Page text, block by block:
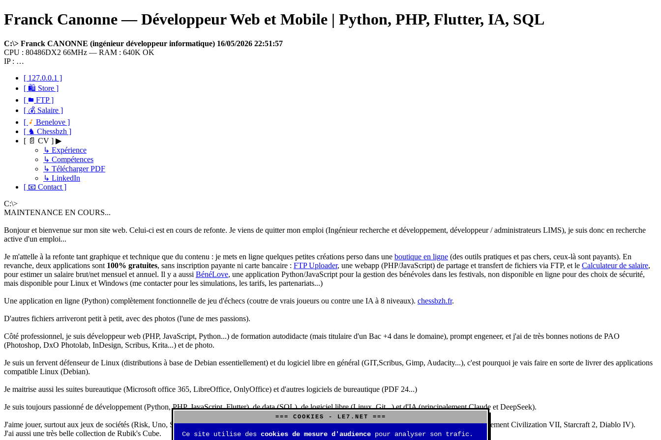
Franck Canonne — Développeur Web et Mobile | Python, PHP, Flutter, IA, SQL
C:\> Franck CANONNE (ingénieur développeur informatique) 16/05/2026 22:51:57
CPU : 80486DX2 66MHz — RAM : 640K OK
IP : …
[ 127.0.0.1 ]
[ 🛍 Store ]
[
FTP ]
[ 💰 Salaire ]
[
Benelove ]
[ ♞ Chessbzh ]
[ 📄 CV ] ▶
↳ Expérience
↳ Compétences
↳ Télécharger PDF
↳ LinkedIn
[ 📧 Contact ]
C:\>
MAINTENANCE EN COURS...
Bonjour et bienvenue sur mon site web. Celui-ci est en cours de refonte. Je viens de quitter mon emploi (Ingénieur recherche et développement, développeur / administrateurs LIMS), je suis donc en recherche
active d'un emploi...
Je m'attelle à la refonte tant graphique et technique que du contenu : je mets en ligne quelques petites créations perso dans une boutique en ligne (des outils pratiques et pas chers, ceux-là sont payants). En
revanche, deux applications sont 100% gratuites, sans inscription payante ni carte bancaire : FTP Uploader, une webapp (PHP/JavaScript) de partage et transfert de fichiers via FTP, et le Calculateur de salaire,
pour estimer un salaire brut/net mensuel et annuel. Il y a aussi BénéLove, une application Python/JavaScript pour la gestion des bénévoles dans les festivals, non disponible en ligne pour des choix de sécurité,
mais disponible pour Linux et Windows (me contacter pour les simulations, les tarifs, les partenariats...)
Une application en ligne (Python) complètement fonctionnelle de jeu d'échecs (coutre de vrais joueurs ou contre une IA à 8 niveaux). chessbzh.fr.
D'autres fichiers arriveront petit à petit, avec des photos (l'une de mes passions).
Côté professionnel, je suis développeur web (PHP, JavaScript, Python...) de formation autodidacte (mais titulaire d'un Bac +4 dans le domaine), prompt engeneer, et j'ai de très bonnes notions de PAO
(Photoshop, DxO Photolab, InDesign, Scribus, Krita...) et de photo.
Je suis un fervent défenseur de Linux (distributions à base de Debian essentiellement) et du logiciel libre en général (GIT,Scribus, Gimp, Audacity...), c'est pourquoi je vais faire en sorte de livrer des applications
compatible Linux (Debian).
Je maitrise aussi les suites bureautique (Microsoft office 365, LibreOffice, OnlyOffice) et d'autres logiciels de bureautique (PDF 24...)
Je suis toujours passionné de développement (Python, PHP, JavaScript, Flutter), de data (SQL), de logiciel libre (Linux, Git...) et d'IA (principalement Claude et DeepSeek).
J'aime jouer, surtout aux jeux de sociétés (Risk, Uno, Scrabble...), mais aussi aux jeux de stratégie (Echecs, Go, Quarto, Tock...) et aux jeux vidéos (essentiellement Civilization VII, Starcraft 2, Diablo IV).
J'ai aussi une très belle collection de Rubik's Cube.
=== COOKIES - LE7.NET ===
Ce site utilise des cookies de mesure d'audience pour analyser son trafic.